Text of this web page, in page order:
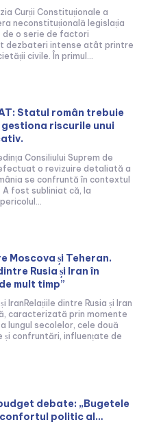
Curții Constituționale a
neconstituțională legislația
o serie de factori
dezbateri intense atât printre
civile. În primul...
Statul român trebuie
riscurile unui
Consiliului Suprem de
o revizuire detaliată a
se confruntă în contextul
fost subliniat că, la
Moscova și Teheran.
Rusia și Iran în
mult timp”
IranRelațiile dintre Rusia și Iran
caracterizată prin momente
lungul secolelor, cele două
și confruntări, influențate de
debate: „Bugetele
politic al…